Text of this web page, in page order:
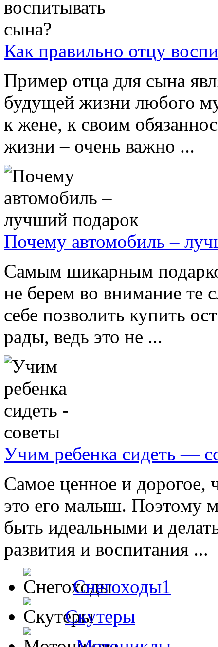
Как правильно отцу
Пример отца для сына
будущей жизни любого
к жене, к своим
жизни – очень важно ...
Почему автомобиль –
Самым шикарным
не берем во внимание те
себе позволить купить
рады, ведь это не ...
Учим ребенка сидеть —
Самое ценное и дорогое,
это его малыш. Поэтому
быть идеальными и
развития и воспитания ...
Снегоходы1
Скутеры